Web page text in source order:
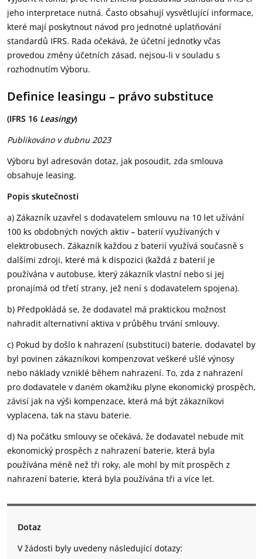
jeho interpretace nutná. Často obsahují vysvětlující informace,
které mají poskytnout návod pro jednotné uplatňování
standardů IFRS. Rada očekává, že účetní jednotky včas
provedou změny účetních zásad, nejsou-li v souladu s
rozhodnutím Výboru.
Definice leasingu – právo substituce
(IFRS 16 Leasingy)
Publikováno v dubnu 2023
Výboru byl adresován dotaz, jak posoudit, zda smlouva
obsahuje leasing.
Popis skutečnosti
a) Zákazník uzavřel s dodavatelem smlouvu na 10 let užívání
100 ks obdobných nových aktiv – baterií využívaných v
elektrobusech. Zákazník každou z baterií využívá současně s
dalšími zdroji, které má k dispozici (každá z baterií je
používána v autobuse, který zákazník vlastní nebo si jej
pronajímá od třetí strany, jež není s dodavatelem spojena).
b) Předpokládá se, že dodavatel má praktickou možnost
nahradit alternativní aktiva v průběhu trvání smlouvy.
c) Pokud by došlo k nahrazení (substituci) baterie, dodavatel by
byl povinen zákazníkovi kompenzovat veškeré ušlé výnosy
nebo náklady vzniklé během nahrazení. To, zda z nahrazení
pro dodavatele v daném okamžiku plyne ekonomický prospěch,
závisí jak na výši kompenzace, která má být zákazníkovi
vyplacena, tak na stavu baterie.
d) Na počátku smlouvy se očekává, že dodavatel nebude mít
ekonomický prospěch z nahrazení baterie, která byla
používána méně než tři roky, ale mohl by mít prospěch z
nahrazení baterie, která byla používána tři a více let.
Dotaz
V žádosti byly uvedeny následující dotazy: